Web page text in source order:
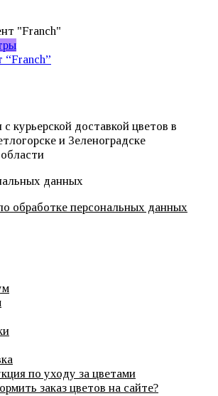
Этот
товар
можно
выбрать
на
товара.
“Franch”
курьерской доставкой цветов в
и Зеленоградске
данных
обработке персональных данных
по уходу за цветами
заказ цветов на сайте?